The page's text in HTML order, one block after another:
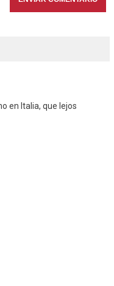
en Italia, que lejos